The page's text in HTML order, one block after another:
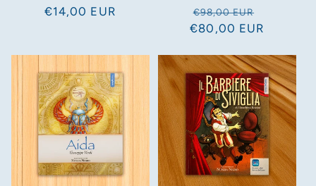
:
Prezzo
€14,00 EUR
Prezzo
di
€98,00 EUR
scontato
€80,00 EUR